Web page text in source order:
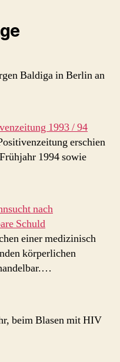
Baldiga in Berlin an
1993 / 94
erschien
1994 sowie
nach
Schuld
einer medizinisch
körperlichen
beim Blasen mit HIV